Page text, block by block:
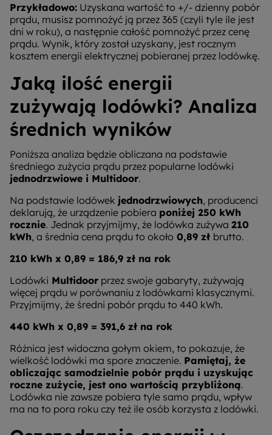
Przykładowo: Uzyskana wartość to +/- dzienny pobór
prądu, musisz pomnożyć ją przez 365 (czyli tyle ile jest
dni w roku), a następnie całość pomnożyć przez cenę
prądu. Wynik, który został uzyskany, jest rocznym
kosztem energii elektrycznej pobieranej przez lodówkę.
Jaką ilość energii
zużywają lodówki? Analiza
średnich wyników
Poniższa analiza będzie obliczana na podstawie
średniego zużycia prądu przez popularne lodówki
jednodrzwiowe i Multidoor.
Na podstawie lodówek jednodrzwiowych, producenci
deklarują, że urządzenie pobiera poniżej 250 kWh
rocznie. Jednak przyjmijmy, że lodówka zużywa 210
kWh, a średnia cena prądu to około 0,89 zł brutto.
210 kWh x 0,89 = 186,9 zł na rok
Lodówki Multidoor przez swoje gabaryty, zużywają
więcej prądu w porównaniu z lodówkami klasycznymi.
Przyjmijmy, że średni pobór prądu to 440 kWh.
440 kWh x 0,89 = 391,6 zł na rok
Różnica jest widoczna gołym okiem, to pokazuje, że
wielkość lodówki ma spore znaczenie. Pamiętaj, że
obliczając samodzielnie pobór prądu i uzyskując
roczne zużycie, jest ono wartością przybliżoną.
Lodówka nie zawsze pobiera tyle samo prądu, wpływ
ma na to pora roku czy też ile osób korzysta z lodówki.